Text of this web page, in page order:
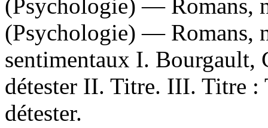
(Psychologie) — Romans,
(Psychologie) — Romans,
sentimentaux I. Bourgault,
détester II. Titre. III. Titre :
détester.